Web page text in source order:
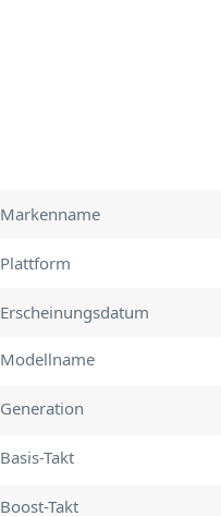
Markenname
Plattform
Erscheinungsdatum
Modellname
Generation
Basis-Takt
Boost-Takt